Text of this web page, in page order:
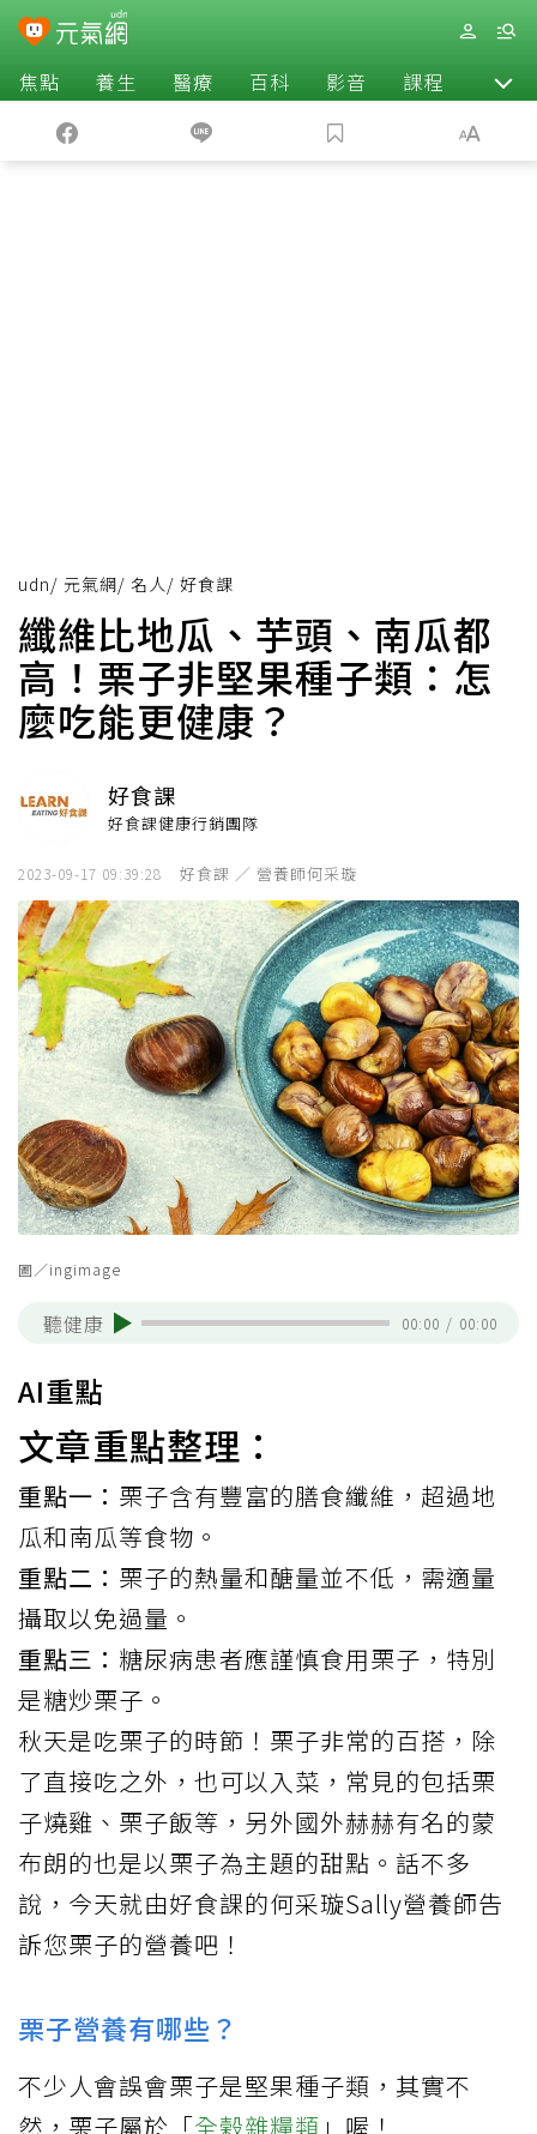
焦點 養生 醫療 百科 影音 課程 退休
udn/ 元氣網/ 名人/ 好食課
纖維比地瓜、芋頭、南瓜都
高！栗子非堅果種子類：怎
麼吃能更健康？
好食課
好食課健康行銷團隊
2023-09-17 09:39:28 好食課 ／ 營養師何采璇
圖／ingimage
聽健康 00:00 / 00:00
AI重點
文章重點整理：
重點一： 栗子含有豐富的膳食纖維，超過地
瓜和南瓜等食物。
重點二： 栗子的熱量和醣量並不低，需適量
攝取以免過量。
重點三： 糖尿病患者應謹慎食用栗子，特別
是糖炒栗子。
秋天是吃栗子的時節！栗子非常的百搭，除
了直接吃之外，也可以入菜，常見的包括栗
子燒雞、栗子飯等，另外國外赫赫有名的蒙
布朗的也是以栗子為主題的甜點。話不多
說，今天就由好食課的何采璇Sally營養師告
訴您栗子的營養吧！
栗子營養有哪些？
不少人會誤會栗子是堅果種子類，其實不
然，栗子屬於「全榖雜糧類 」喔！